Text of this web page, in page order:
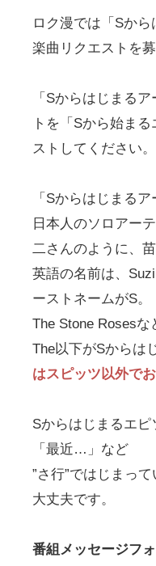
ロク漫では「Sか
楽曲リクエストを
「Sからはじまる
トを「Sから始ま
ストしてください。
「Sからはじまるア
日本人のソロアー
二さんのように、苗
英語の名前は、
ーストネームがS。
The Stone Rosesな
The以下がSからは
はスピッツ以外でお
Sからはじまるエ
「最近…」など
”さ行”ではじまっ
大丈夫です。
番組メッセージフ